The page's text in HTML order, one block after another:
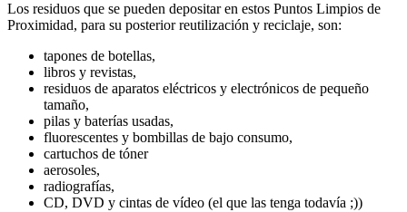
Los residuos que se pueden depositar en estos Puntos Limpios de
Proximidad, para su posterior reutilización y reciclaje, son:
tapones de botellas,
libros y revistas,
residuos de aparatos eléctricos y electrónicos de pequeño
tamaño,
pilas y baterías usadas,
fluorescentes y bombillas de bajo consumo,
cartuchos de tóner
aerosoles,
radiografías,
CD, DVD y cintas de vídeo (el que las tenga todavía ;))